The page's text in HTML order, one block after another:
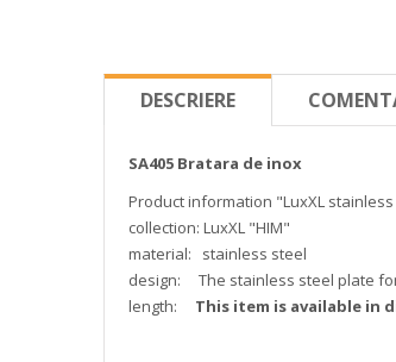
DESCRIERE
SA405 Bratara de inox
Product information "LuxXL
collection: LuxXL "HIM"
material: stainless steel
design: The stainless steel plate
length: This item is available in